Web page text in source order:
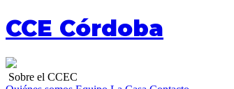
CCE Córdoba
Sobre el CCEC